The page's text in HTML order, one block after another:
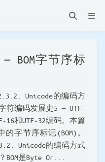
BOM字节序标
Unicode的编码方
符编码发展史5 — UTF-
16和UTF-32编码。本篇
字节序标记(BOM)。
Unicode的编码方式
BOM是Byte Or...